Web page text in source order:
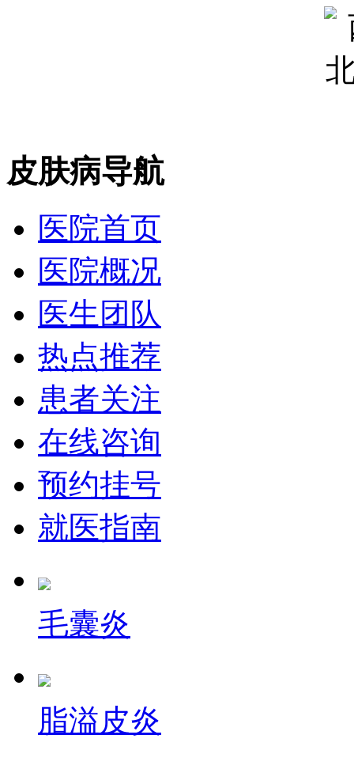
皮肤病导航
医院首页
医院概况
医生团队
热点推荐
患者关注
在线咨询
预约挂号
就医指南
毛囊炎
脂溢皮炎